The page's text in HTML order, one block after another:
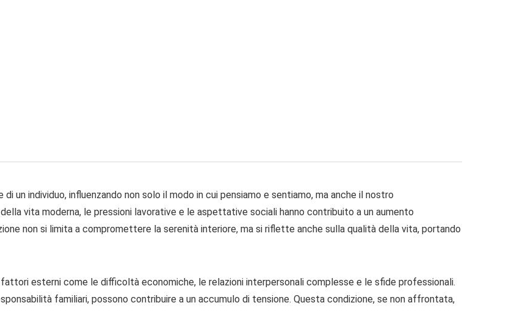
un individuo, influenzando non solo il modo in cui pensiamo e sentiamo, ma anche il nostro
vita moderna, le pressioni lavorative e le aspettative sociali hanno contribuito a un aumento
non si limita a compromettere la serenità interiore, ma si riflette anche sulla qualità della vita, portando
esterni come le difficoltà economiche, le relazioni interpersonali complesse e le sfide professionali.
familiari, possono contribuire a un accumulo di tensione. Questa condizione, se non affrontata,